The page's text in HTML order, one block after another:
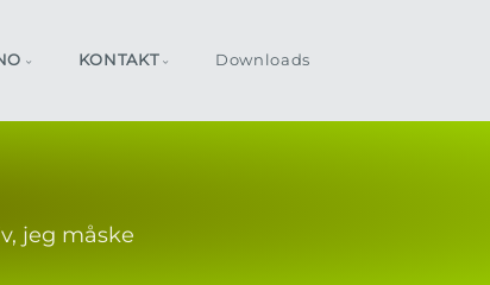
KONTAKT Downloads
jeg måske